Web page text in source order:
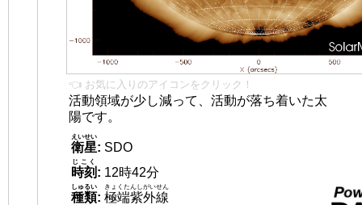
👈 お気に入りのアイコンをクリック！
活動領域が少し減って、活動が落ち着いた太
陽です。
衛星
えいせい
: SDO
時刻
じこく
: 12時42分
種類
しゅるい
: 極端紫外線
きょくたんしがいせん